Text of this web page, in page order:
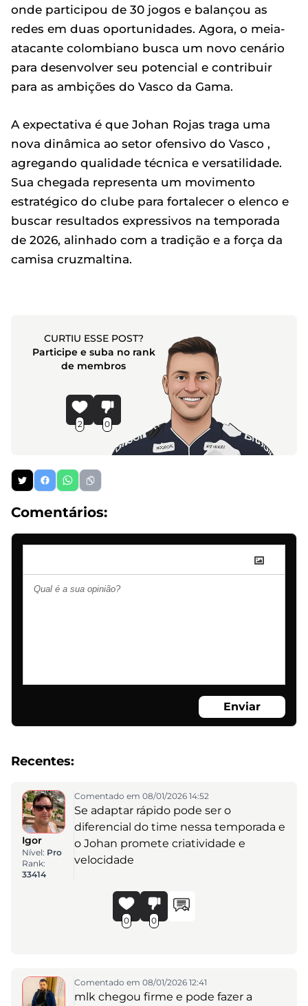
onde participou de 30 jogos e balançou as
redes em duas oportunidades. Agora, o meia-
atacante colombiano busca um novo cenário
para desenvolver seu potencial e contribuir
para as ambições do Vasco da Gama.
A expectativa é que Johan Rojas traga uma
nova dinâmica ao setor ofensivo do Vasco ,
agregando qualidade técnica e versatilidade.
Sua chegada representa um movimento
estratégico do clube para fortalecer o elenco e
buscar resultados expressivos na temporada
de 2026, alinhado com a tradição e a força da
camisa cruzmaltina.
CURTIU ESSE POST?
Participe e suba no rank
de membros
2 0
Comentários:
Enviar
Recentes:
Igor
Nível: Pro
Rank:
33414
Comentado em 08/01/2026 14:52
Se adaptar rápido pode ser o
diferencial do time nessa temporada e
o Johan promete criatividade e
velocidade
0 0
Comentado em 08/01/2026 12:41
mlk chegou firme e pode fazer a